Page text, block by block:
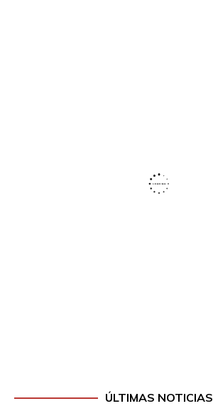
ÚLTIMAS NOTICIAS